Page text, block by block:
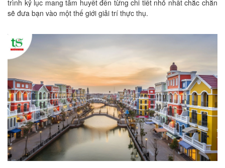
trình kỷ lục mang tâm huyết đến từng chi tiết nhỏ nhất chắc chắn
sẽ đưa bạn vào một thế giới giải trí thực thụ.